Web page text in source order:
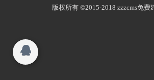
靖江王子橡胶有限公司 All rights reserved.
版权所有 ©2015-2018 zzzcms免费